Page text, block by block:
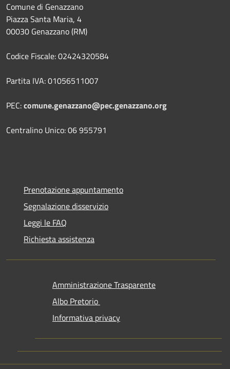
Comune di Genazzano
Piazza Santa Maria, 4
00030 Genazzano (RM)
Codice Fiscale: 02424320584
Partita IVA: 01056511007
PEC:comune.genazzano@pec.genazzano.org
Centralino Unico: 06 955791
Prenotazione appuntamento
Segnalazione disservizio
Leggi le FAQ
Richiesta assistenza
Amministrazione Trasparente
Albo Pretorio
Informativa privacy